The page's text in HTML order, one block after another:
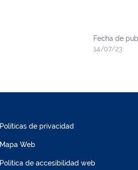
Fecha de
14/07/23
Políticas de privacidad
Mapa Web
Política de accesibilidad web